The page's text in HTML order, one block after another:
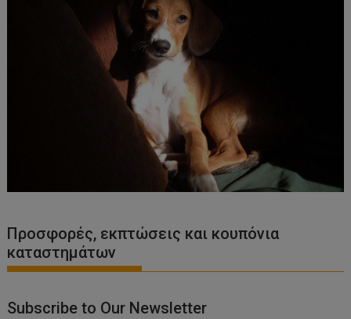
Προσφορές, εκπτώσεις και κουπόνια
καταστημάτων
Subscribe to Our Newsletter